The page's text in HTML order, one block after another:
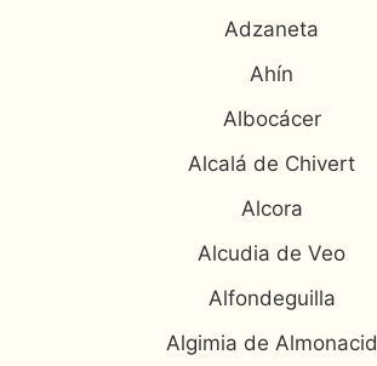
Adzaneta
Ahín
Albocácer
Alcalá de Chivert
Alcora
Alcudia de Veo
Alfondeguilla
Algimia de Almonacid